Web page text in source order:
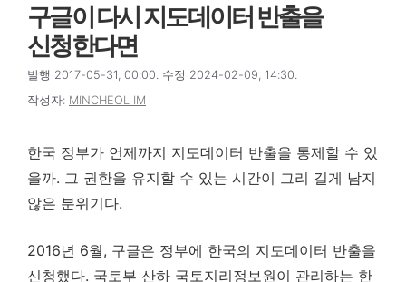
구글이 다시 지도데이터 반출을
신청한다면
발행 2017-05-31, 00:00. 수정 2024-02-09, 14:30.
작성자: MINCHEOL IM
한국 정부가 언제까지 지도데이터 반출을 통제할 수 있
을까. 그 권한을 유지할 수 있는 시간이 그리 길게 남지
않은 분위기다.
2016년 6월, 구글은 정부에 한국의 지도데이터 반출을
신청했다. 국토부 산하 국토지리정보원이 관리하는 한